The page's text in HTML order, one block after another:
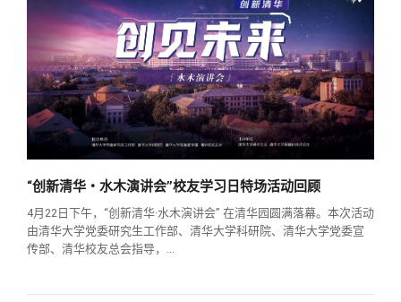
“创新清华・水木演讲会”校友学习日特场活动回顾
4月22日下午，“创新清华·水木演讲会” 在清华园圆满落幕。本次活动
由清华大学党委研究生工作部、清华大学科研院、清华大学党委宣
传部、清华校友总会指导，...